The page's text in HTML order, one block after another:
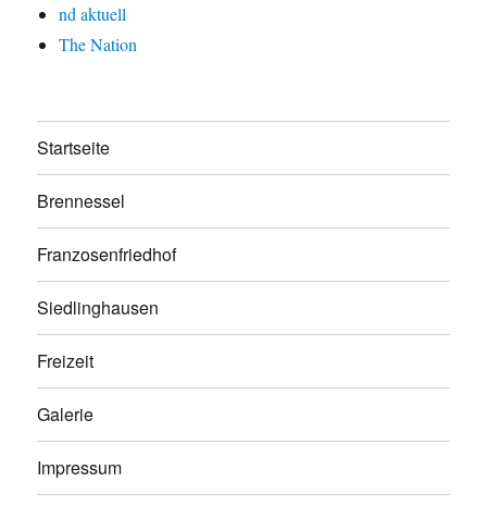
nd aktuell
The Nation
Startseite
Brennessel
Franzosenfriedhof
Siedlinghausen
Freizeit
Galerie
Impressum